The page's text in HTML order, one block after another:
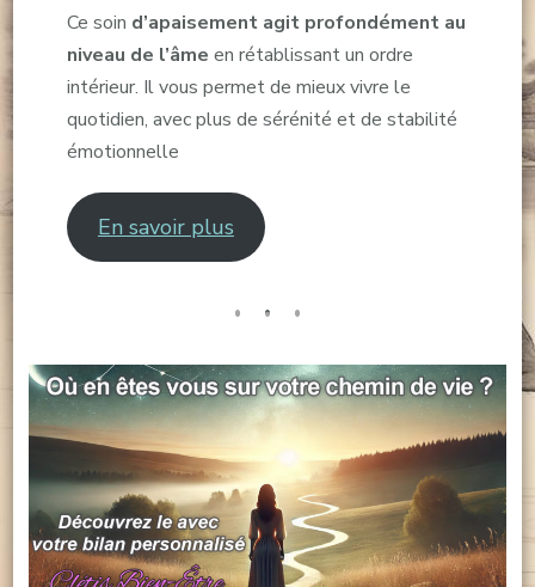
Ce soin d’apaisement agit profondément au
niveau de l’âme en rétablissant un ordre
intérieur. Il vous permet de mieux vivre le
quotidien, avec plus de sérénité et de stabilité
émotionnelle
En savoir plus